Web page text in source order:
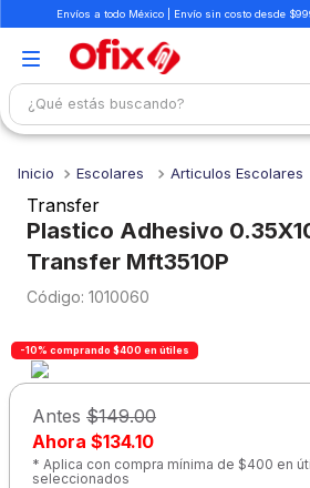
Envíos a todo México | Envío sin costo desde
¿Qué estás buscando?
Escolares Articulos Escolares
Transfer
Plastico Adhesivo
Transfer Mft3510P
: 1010060
-10% comprando $400 en útiles
Antes $149.00
Ahora $134.10
* Aplica con compra mínima de $400 en
seleccionados
1.
mochilas
2.
libretas
3.
cuaderno
4.
cuadernos
5.
colores
6.
7.
escritorio
8 .
sacapuntas